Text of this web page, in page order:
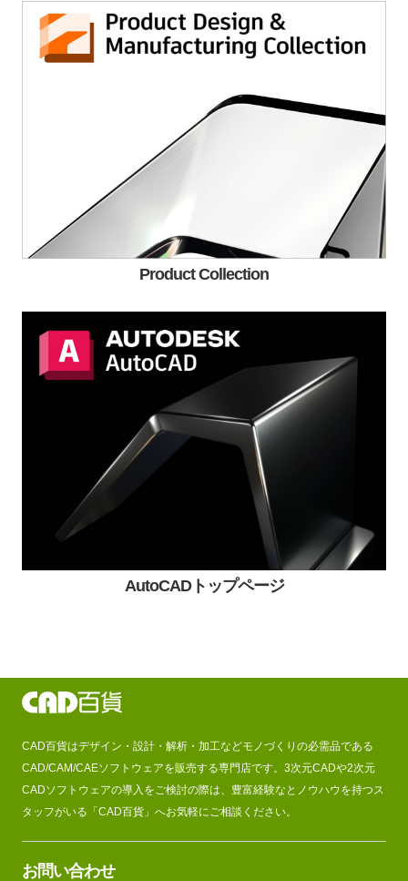
Product Collection
AutoCADトップページ
CAD百貨はデザイン・設計・解析・加工などモノづくりの必需品である
CAD/CAM/CAEソフトウェアを販売する専門店です。3次元CADや2次元
CADソフトウェアの導入をご検討の際は、豊富経験なとノウハウを持つス
タッフがいる「CAD百貨」へお気軽にご相談ください。
お問い合わせ